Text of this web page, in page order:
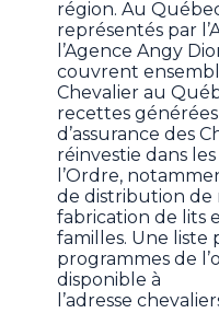
région. Au
représentés par
l’Agence Angy
couvrent
Chevalier au
recettes
d’assurance des
réinvestie dans
l’Ordre,
de distribution de
fabrication de lits
familles. Une liste
programmes de
disponible à
l’adresse